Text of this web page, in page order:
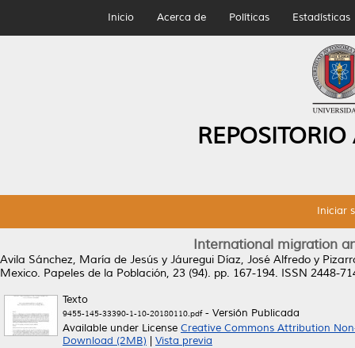
Inicio Acerca de Políticas Estadísticas
Iniciar
International migration
Avila Sánchez, María de Jesús y Jáuregui Díaz, José Alfredo y
Mexico. Papeles de la Población, 23 (94). pp. 167-194. ISSN 2448-
Texto
9455-145-33390-1-10-20180110.pdf- Versión Publicada
Available under License Creative Commons Attribution
Download (2MB)
Vista previa